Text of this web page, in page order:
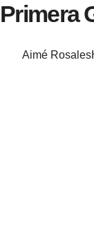
Primera
Aimé Rosales